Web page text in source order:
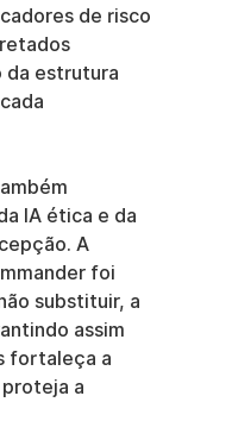
de risco
da estrutura
IA ética e da
A
foi
substituir, a
assim
fortaleça a
a